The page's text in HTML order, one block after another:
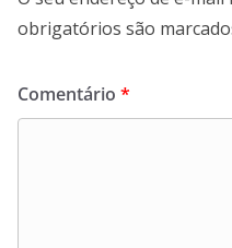
obrigatórios são
Comentário *